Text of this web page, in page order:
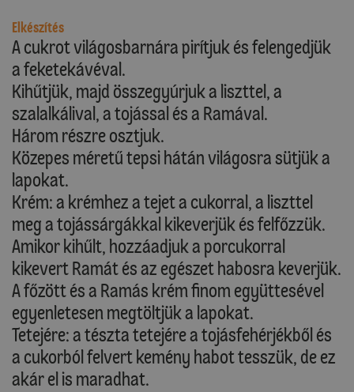
Elkészítés
A cukrot világosbarnára pirítjuk és felengedjük
a feketekávéval.
Kihűtjük, majd összegyúrjuk a liszttel, a
szalalkálival, a tojással és a Ramával.
Három részre osztjuk.
Közepes méretű tepsi hátán világosra sütjük a
lapokat.
Krém: a krémhez a tejet a cukorral, a liszttel
meg a tojássárgákkal kikeverjük és felfőzzük.
Amikor kihűlt, hozzáadjuk a porcukorral
kikevert Ramát és az egészet habosra keverjük.
A főzött és a Ramás krém finom együttesével
egyenletesen megtöltjük a lapokat.
Tetejére: a tészta tetejére a tojásfehérjékből és
a cukorból felvert kemény habot tesszük, de ez
akár el is maradhat.